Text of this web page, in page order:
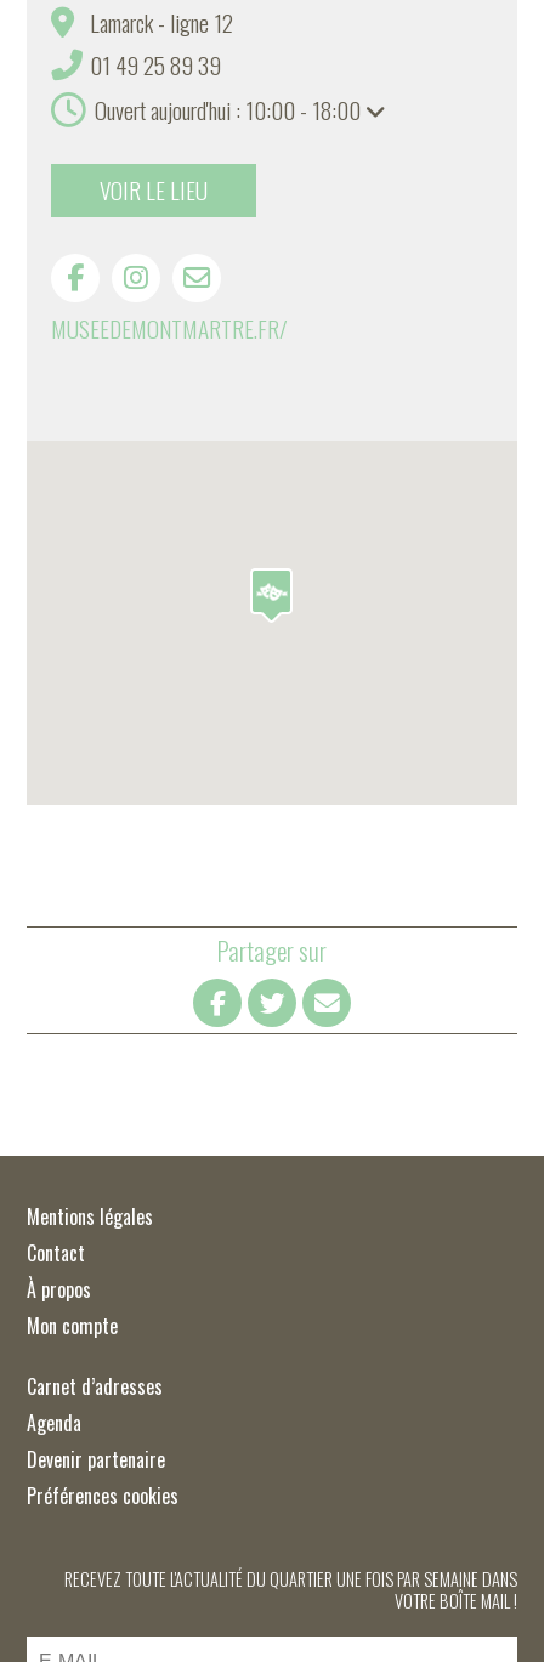
Lamarck - ligne 12
01 49 25 89 39
Ouvert aujourd'hui : 10:00 - 18:00
VOIR LE LIEU
MUSEEDEMONTMARTRE.FR/
Partager sur
Mentions légales
Contact
À propos
Mon compte
Carnet d’adresses
Agenda
Devenir partenaire
Préférences cookies
RECEVEZ TOUTE L'ACTUALITÉ DU QUARTIER UNE FOIS PAR SEMAINE DANS
VOTRE BOÎTE MAIL !